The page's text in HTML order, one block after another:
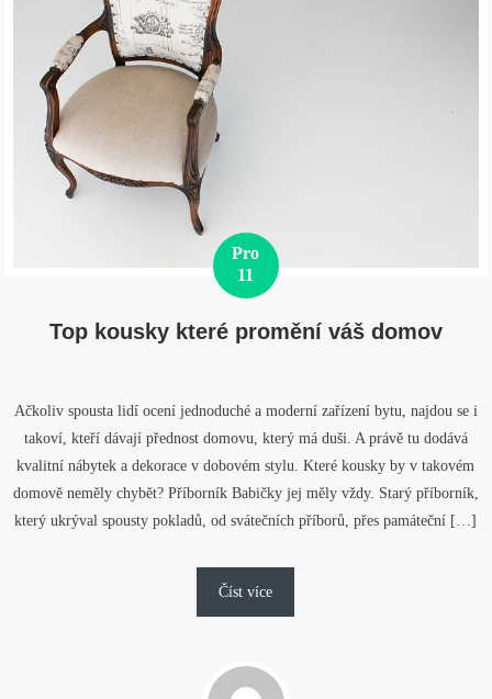
Pro
11
Top kousky které promění váš domov
Ačkoliv spousta lidí ocení jednoduché a moderní zařízení bytu, najdou se i
takoví, kteří dávají přednost domovu, který má duši. A právě tu dodává
kvalitní nábytek a dekorace v dobovém stylu. Které kousky by v takovém
domově neměly chybět? Příborník Babičky jej měly vždy. Starý příborník,
který ukrýval spousty pokladů, od svátečních příborů, přes památeční […]
Číst více